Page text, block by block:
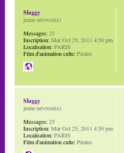
Sluggy
jeune névrosé(e)
Messages:25
Inscription:Mar Oct 25, 2011 4:50 pm
Localisation:PARIS
Film d'animation culte:Pirates
Sluggy
jeune névrosé(e)
Messages:25
Inscription:Mar Oct 25, 2011 4:50 pm
Localisation:PARIS
Film d'animation culte:Pirates